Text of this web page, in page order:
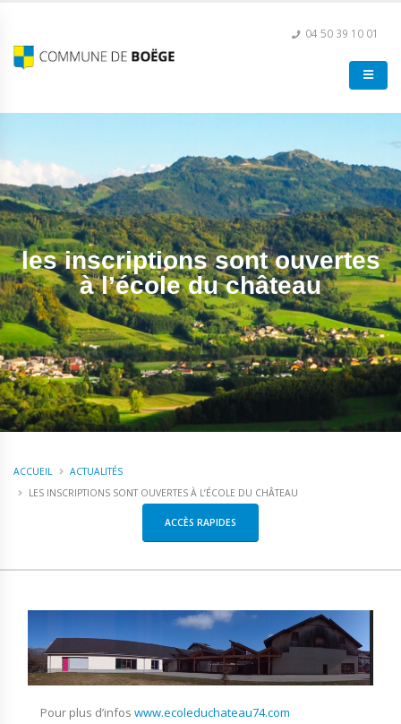
04 50 39 10 01
les inscriptions sont ouvertes
à l’école du château
ACCUEIL
ACTUALITÉS
LES INSCRIPTIONS SONT OUVERTES À L’ÉCOLE DU CHÂTEAU
ACCÈS RAPIDES
Pour plus d’infos www.ecoleduchateau74.com